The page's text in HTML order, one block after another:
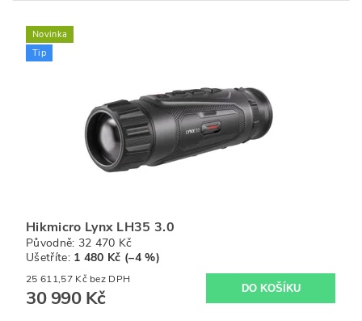
Novinka
Tip
Hikmicro Lynx LH35 3.0
Původně: 32 470 Kč
Ušetříte: 1 480 Kč (–4 %)
25 611,57 Kč bez DPH
30 990 Kč